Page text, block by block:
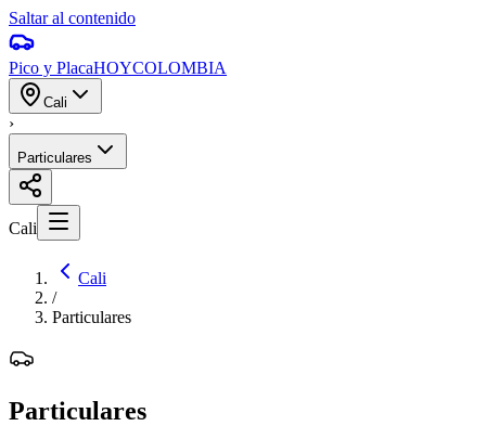
Saltar al contenido
Pico y PlacaHOYCOLOMBIA
Cali
›
Particulares
Cali
Cali
/
Particulares
Particulares